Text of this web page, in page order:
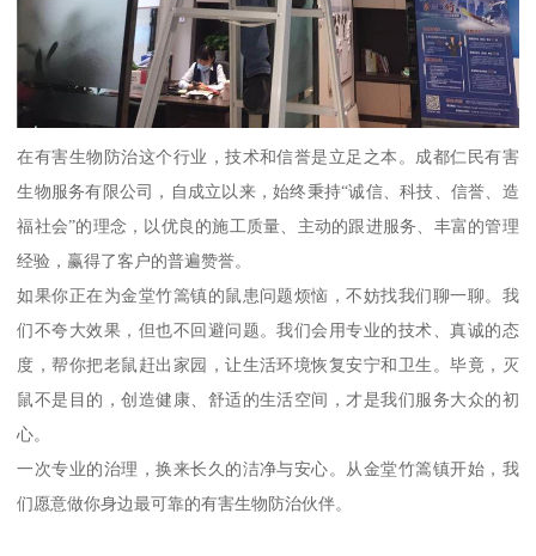
在有害生物防治这个行业，技术和信誉是立足之本。成都仁民有害
生物服务有限公司，自成立以来，始终秉持“诚信、科技、信誉、造
福社会”的理念，以优良的施工质量、主动的跟进服务、丰富的管理
经验，赢得了客户的普遍赞誉。
如果你正在为金堂竹篙镇的鼠患问题烦恼，不妨找我们聊一聊。我
们不夸大效果，但也不回避问题。我们会用专业的技术、真诚的态
度，帮你把老鼠赶出家园，让生活环境恢复安宁和卫生。毕竟，灭
鼠不是目的，创造健康、舒适的生活空间，才是我们服务大众的初
心。
一次专业的治理，换来长久的洁净与安心。从金堂竹篙镇开始，我
们愿意做你身边最可靠的有害生物防治伙伴。